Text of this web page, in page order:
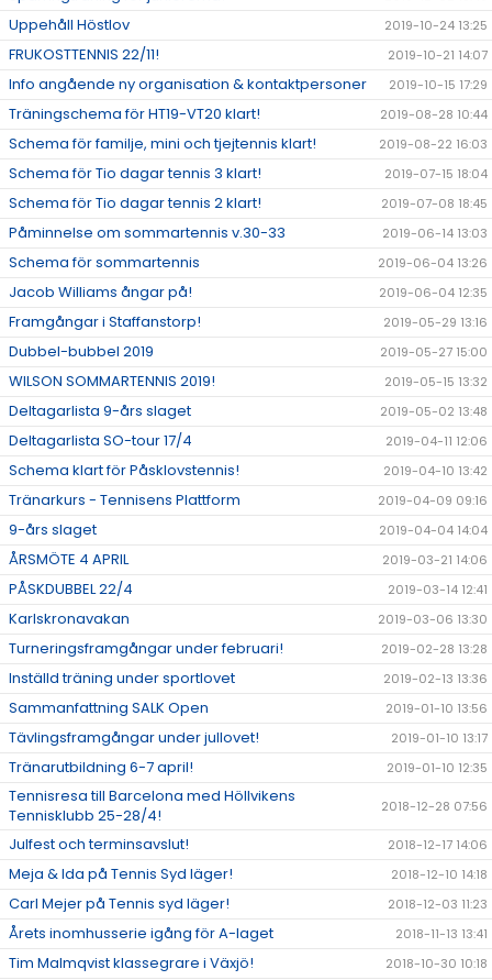
Uppehåll Höstlov 2019-10-24 13:25
FRUKOSTTENNIS 22/11! 2019-10-21 14:07
Info angående ny organisation & kontaktpersoner 2019-10-15 17:29
Träningschema för HT19-VT20 klart! 2019-08-28 10:44
Schema för familje, mini och tjejtennis klart! 2019-08-22 16:03
Schema för Tio dagar tennis 3 klart! 2019-07-15 18:04
Schema för Tio dagar tennis 2 klart! 2019-07-08 18:45
Påminnelse om sommartennis v.30-33 2019-06-14 13:03
Schema för sommartennis 2019-06-04 13:26
Jacob Williams ångar på! 2019-06-04 12:35
Framgångar i Staffanstorp! 2019-05-29 13:16
Dubbel-bubbel 2019 2019-05-27 15:00
WILSON SOMMARTENNIS 2019! 2019-05-15 13:32
Deltagarlista 9-års slaget 2019-05-02 13:48
Deltagarlista SO-tour 17/4 2019-04-11 12:06
Schema klart för Påsklovstennis! 2019-04-10 13:42
Tränarkurs - Tennisens Plattform 2019-04-09 09:16
9-års slaget 2019-04-04 14:04
ÅRSMÖTE 4 APRIL 2019-03-21 14:06
PÅSKDUBBEL 22/4 2019-03-14 12:41
Karlskronavakan 2019-03-06 13:30
Turneringsframgångar under februari! 2019-02-28 13:28
Inställd träning under sportlovet 2019-02-13 13:36
Sammanfattning SALK Open 2019-01-10 13:56
Tävlingsframgångar under jullovet! 2019-01-10 13:17
Tränarutbildning 6-7 april! 2019-01-10 12:35
Tennisresa till Barcelona med Höllvikens
Tennisklubb 25-28/4!
2018-12-28 07:56
Julfest och terminsavslut! 2018-12-17 14:06
Meja & Ida på Tennis Syd läger! 2018-12-10 14:18
Carl Mejer på Tennis syd läger! 2018-12-03 11:23
Årets inomhusserie igång för A-laget 2018-11-13 13:41
Tim Malmqvist klassegrare i Växjö! 2018-10-30 10:18